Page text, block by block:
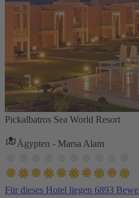
Pickalbatros Sea World Resort
Ägypten - Marsa Alam
Für dieses Hotel liegen 6893